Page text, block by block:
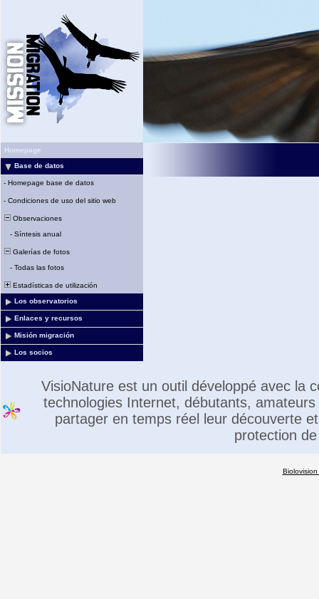
Homepage
Base de datos
- Homepage base de datos
- Condiciones de uso del sitio web
Observaciones
- Síntesis anual
Galerías de fotos
- Todas las fotos
Estadísticas de utilización
Los observatorios
Enlaces y recursos
Misión migración
Los socios
VisioNature est un outil développé avec la
technologies Internet, débutants,
partager en temps réel leur découverte
protection
Biolovision